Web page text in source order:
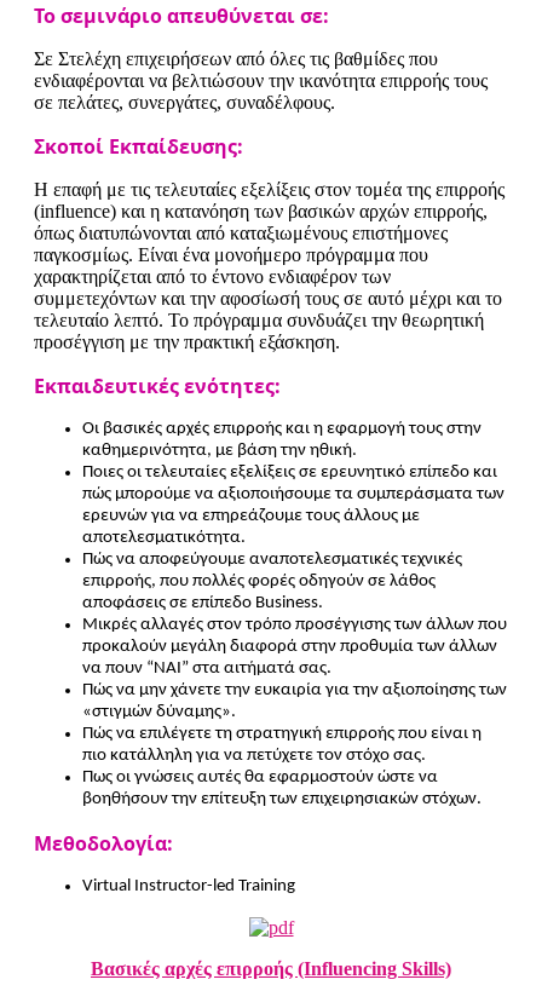
Το σεμινάριο απευθύνεται σε:
Σε Στελέχη επιχειρήσεων από όλες τις βαθμίδες που
ενδιαφέρονται να βελτιώσουν την ικανότητα επιρροής τους
σε πελάτες, συνεργάτες, συναδέλφους.
Σκοποί Εκπαίδευσης:
Η επαφή με τις τελευταίες εξελίξεις στον τομέα της επιρροής
(influence) και η κατανόηση των βασικών αρχών επιρροής,
όπως διατυπώνονται από καταξιωμένους επιστήμονες
παγκοσμίως. Είναι ένα μονοήμερο πρόγραμμα που
χαρακτηρίζεται από το έντονο ενδιαφέρον των
συμμετεχόντων και την αφοσίωσή τους σε αυτό μέχρι και το
τελευταίο λεπτό. Το πρόγραμμα συνδυάζει την θεωρητική
προσέγγιση με την πρακτική εξάσκηση.
Εκπαιδευτικές ενότητες:
Οι βασικές αρχές επιρροής και η εφαρμογή τους στην
καθημερινότητα, με βάση την ηθική.
Ποιες οι τελευταίες εξελίξεις σε ερευνητικό επίπεδο και
πώς μπορούμε να αξιοποιήσουμε τα συμπεράσματα των
ερευνών για να επηρεάζουμε τους άλλους με
αποτελεσματικότητα.
Πώς να αποφεύγουμε αναποτελεσματικές τεχνικές
επιρροής, που πολλές φορές οδηγούν σε λάθος
αποφάσεις σε επίπεδο Business.
Μικρές αλλαγές στον τρόπο προσέγγισης των άλλων που
προκαλούν μεγάλη διαφορά στην προθυμία των άλλων
να πουν “NAI” στα αιτήματά σας.
Πώς να μην χάνετε την ευκαιρία για την αξιοποίησης των
«στιγμών δύναμης».
Πώς να επιλέγετε τη στρατηγική επιρροής που είναι η
πιο κατάλληλη για να πετύχετε τον στόχο σας.
Πως οι γνώσεις αυτές θα εφαρμοστούν ώστε να
βοηθήσουν την επίτευξη των επιχειρησιακών στόχων.
Μεθοδολογία:
Virtual Instructor-led Training
Βασικές αρχές επιρροής (Influencing Skills)